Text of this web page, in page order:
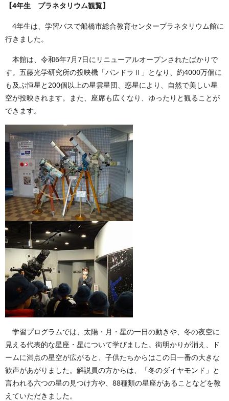
【4年生 プラネタリウム観覧】
4年生は、学習バスで船橋市総合教育センタープラネタリウム館に
行きました。
本館は、令和6年7月7日にリニューアルオープンされたばかりで
す。五藤光学研究所の投映機「パンドラⅡ」となり、約4000万個に
も及ぶ恒星と200個以上の星雲星団、惑星により、自然で美しい星
空が投映されます。また、座席も広くなり、ゆったりと観ることが
できます。
学習プログラムでは、太陽・月・星の一日の動きや、冬の夜空に
見える代表的な星座・星について学びました。街明かりが消え、ド
ームに満点の星空が広がると、子供たちからはこの日一番の大きな
歓声があがりました。解説員の方からは、「冬のダイヤモンド」と
言われる六つの星の見つけ方や、88種類の星座があることなどを教
えていただきました。